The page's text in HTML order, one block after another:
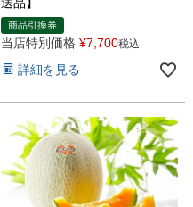
商品引換券
当店特別価格 ¥7,700税込
詳細を見る